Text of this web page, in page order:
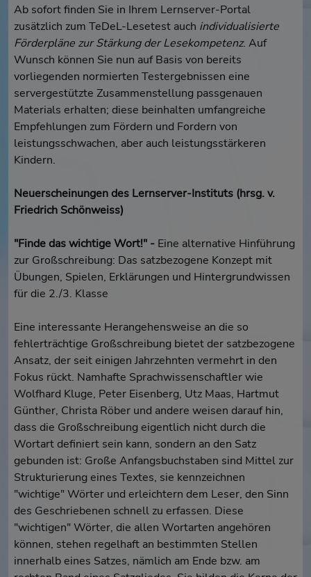
Ab sofort finden Sie in Ihrem Lernserver-Portal
zusätzlich zum TeDeL-Lesetest auch individualisierte
Förderpläne zur Stärkung der Lesekompetenz. Auf
Wunsch können Sie nun auf Basis von bereits
vorliegenden normierten Testergebnissen eine
servergestützte Zusammenstellung passgenauen
Materials erhalten; diese beinhalten umfangreiche
Empfehlungen zum Fördern und Fordern von
leistungsschwachen, aber auch leistungsstärkeren
Kindern.
Neuerscheinungen des Lernserver-Instituts (hrsg. v.
Friedrich Schönweiss)
"Finde das wichtige Wort!" - Eine alternative Hinführung
zur Großschreibung: Das satzbezogene Konzept mit
Übungen, Spielen, Erklärungen und Hintergrundwissen
für die 2./3. Klasse
Eine interessante Herangehensweise an die so
fehlerträchtige Großschreibung bietet der satzbezogene
Ansatz, der seit einigen Jahrzehnten vermehrt in den
Fokus rückt. Namhafte Sprachwissenschaftler wie
Wolfhard Kluge, Peter Eisenberg, Utz Maas, Hartmut
Günther, Christa Röber und andere weisen darauf hin,
dass die Großschreibung eigentlich nicht durch die
Wortart definiert sein kann, sondern an den Satz
gebunden ist: Große Anfangsbuchstaben sind Mittel zur
Strukturierung eines Textes, sie kennzeichnen
"wichtige" Wörter und erleichtern dem Leser, den Sinn
des Geschriebenen schnell zu erfassen. Diese
"wichtigen" Wörter, die allen Wortarten angehören
können, stehen regelhaft an bestimmten Stellen
innerhalb eines Satzes, nämlich am Ende bzw. am